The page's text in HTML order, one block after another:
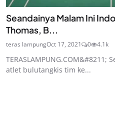
Seandainya Malam Ini
Thomas, B...
teras lampungOct 17, 2021 0 4.1k
TERASLAMPUNG.COM&#8211;
atlet bulutangkis tim ke...